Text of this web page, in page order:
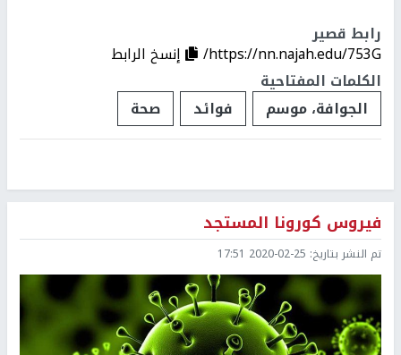
رابط قصير
https://nn.najah.edu/753G/
إنسخ الرابط
الكلمات المفتاحية
الجوافة، موسم
فوائد صحة
فيروس كورونا المستجد
تم النشر بتاريخ: 2020-02-25 17:51